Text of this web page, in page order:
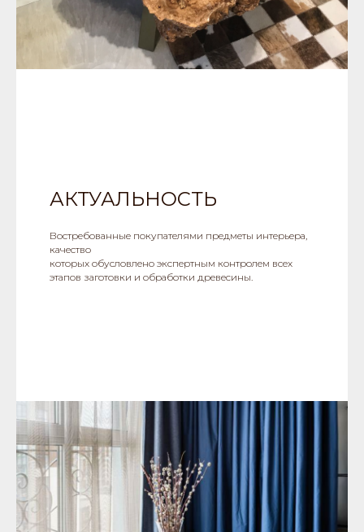
АКТУАЛЬНОСТЬ
Востребованные покупателями предметы интерьера,
качество
которых обусловлено экспертным контролем всех
этапов заготовки и обработки древесины.